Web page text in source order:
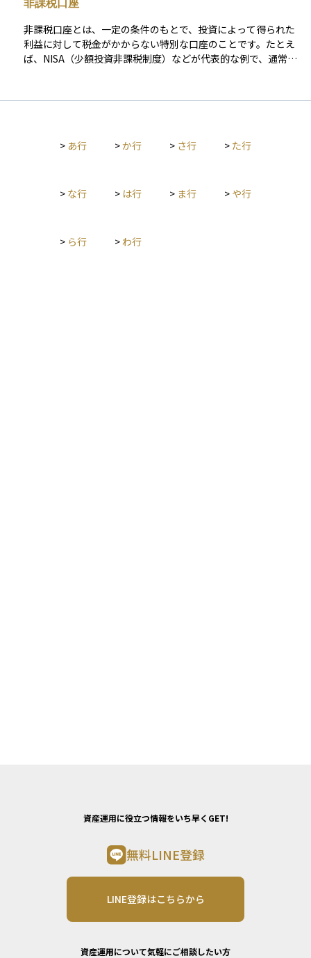
5%の税率が適用されます。 また、投資信託の売却益も譲渡所
得に分類されますが、分配金の一部は配当所得として課税され
る場合があります。税制上の優遇措置として、NISA（少額投資
非課税制度）や居住用不動産の3000万円特別控除などがあり、
適用条件を理解することが重要です。 資産運用においては、売
非課税口座
非課税口座とは、一定の条件のもとで、投資によって得られた
利益に対して税金がかからない特別な口座のことです。たとえ
ば、NISA（少額投資非課税制度）などが代表的な例で、通常で
れます。この制度は、投資を始める人のハードルを下げ、長期
ことが、効率的な資産形成への第一歩となります。
> あ行 >か行 > さ行 > た行
> な行 > は行 > ま行 > や行
> ら行 > わ行
資産運用に役立つ情報をいち早くGET!
無料LINE登録
LINE登録はこちらから
資産運用について気軽にご相談したい方